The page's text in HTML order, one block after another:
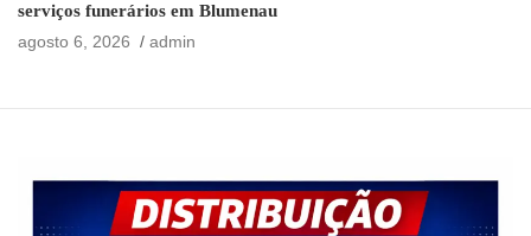
serviços funerários em Blumenau
agosto 6, 2026
admin